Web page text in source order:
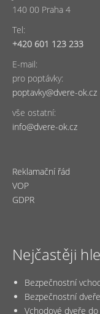
140 00 Praha 4
Tel:
+420 601 123 233
E-mail:
pro poptávky:
poptavky@dvere-ok.cz
vše ostatní:
info@dvere-ok.cz
Reklamační řád
VOP
GDPR
Nejčastěji
Bezpečnostní
Bezpečnostní
Vchodové dveře